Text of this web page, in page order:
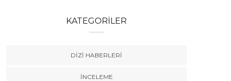
KATEGORILER
DIZI HABERLERI
İNCELEME